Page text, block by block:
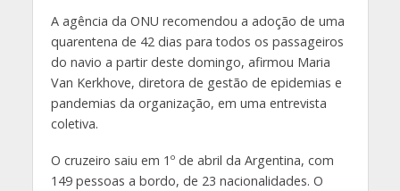
A agência da ONU recomendou a adoção de uma
quarentena de 42 dias para todos os passageiros
do navio a partir deste domingo, afirmou Maria
Van Kerkhove, diretora de gestão de epidemias e
pandemias da organização, em uma entrevista
coletiva.
O cruzeiro saiu em 1º de abril da Argentina, com
149 pessoas a bordo, de 23 nacionalidades. O